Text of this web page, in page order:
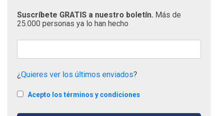
Suscríbete GRATIS a nuestro boletín. Más de
25.000 personas ya lo han hecho
¿Quieres ver los últimos enviados?
Acepto los términos y condiciones